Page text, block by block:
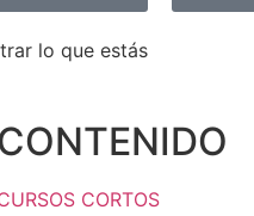
lo que estás
CORTOS